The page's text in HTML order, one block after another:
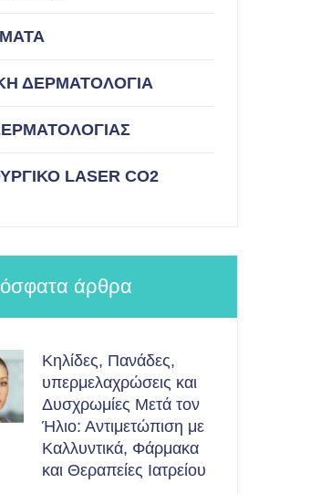
ΔΕΡΜΑΤΟΛΟΓΙΑ
LASER CO2
άρθρα
Κηλίδες, Πανάδες,
υπερμελαχρώσεις και
Δυσχρωμίες Μετά τον
Ήλιο: Αντιμετώπιση με
Καλλυντικά, Φάρμακα
και Θεραπείες Ιατρείου